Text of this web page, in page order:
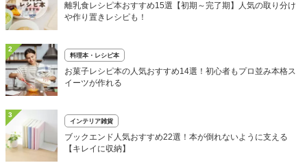
離乳食レシピ本おすすめ15選【初期～完了期】人気の取り分け
や作り置きレシピも！
2
料理本・レシピ本
お菓子レシピ本の人気おすすめ14選！初心者もプロ並み本格ス
イーツが作れる
3
インテリア雑貨
ブックエンド人気おすすめ22選！本が倒れないように支える
【キレイに収納】